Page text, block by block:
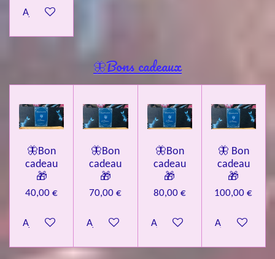
Ajouter au panier
🦋Bons cadeaux
🦋Bon
cadeau
🎁
40,00 €
Ajouter au panier
🦋Bon
cadeau
🎁
70,00 €
Ajouter au panier
🦋Bon
cadeau
🎁
80,00 €
Ajouter au panier
🦋 Bon
cadeau
🎁
100,00 €
Ajouter au